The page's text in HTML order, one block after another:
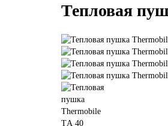
Тепловая